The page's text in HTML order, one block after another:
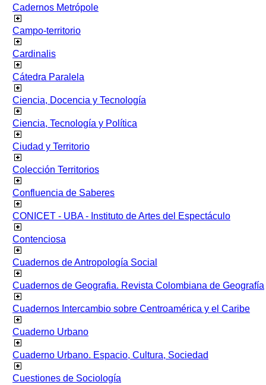
Cadernos Metrópole
Campo-territorio
Cardinalis
Cátedra Paralela
Ciencia, Docencia y Tecnología
Ciencia, Tecnología y Política
Ciudad y Territorio
Colección Territorios
Confluencia de Saberes
CONICET - UBA - Instituto de Artes del Espectáculo
Contenciosa
Cuadernos de Antropología Social
Cuadernos de Geografia. Revista Colombiana de Geografía
Cuadernos Intercambio sobre Centroamérica y el Caribe
Cuaderno Urbano
Cuaderno Urbano. Espacio, Cultura, Sociedad
Cuestiones de Sociología